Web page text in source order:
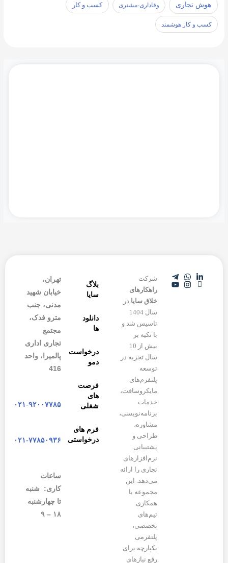
هوش تجاری وفاداری-مشتری کسب و کار
کسب و کار هوشمند
شرکت
راهکارهای
خلاق سایا در
سال 1404
تاسیس شد و
با تکیه بر
بیش از 10
سال تجربه در
توسعه
پلتفرم‌های
مایکروسافت،
خدمات
برنامه‌نویسی،
مشاوره،
طراحی و
پشتیبانی
نرم‌افزارهای
تجاری را ارائه
می‌دهد. این
مجموعه با
همکاری
تیم‌های
تخصصی،
پلتفرمی
یکپارچه برای
رفع نیازهای
بلاگ
سایا
دانلود
ها
درخواست
دمو
فرصت
های
شغلی
فرم های
درخواستی
تهران،
خیابان شهید
مدنی، جنب
مترو فدک،
مجتمع
تجاری اداری
پالمیرا، واحد
416
۰۲۱-۹۲۰۰۷۷۸۵
۰۲۱-۷۷۸۵۰۹۳۶
ساعات
کاری: شنبه
تا چهارشنبه
۱۸ – ۹